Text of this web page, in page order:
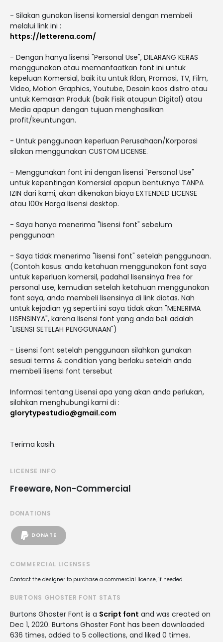
- Silakan gunakan lisensi komersial dengan membeli
melalui link ini :
https://letterena.com/
- Dengan hanya lisensi "Personal Use", DILARANG KERAS
menggunakan atau memanfaatkan font ini untuk
kepeluan Komersial, baik itu untuk Iklan, Promosi, TV, Film,
Video, Motion Graphics, Youtube, Desain kaos distro atau
untuk Kemasan Produk (baik Fisik ataupun Digital) atau
Media apapun dengan tujuan menghasilkan
profit/keuntungan.
- Untuk penggunaan keperluan Perusahaan/Korporasi
silakan menggunakan CUSTOM LICENSE.
- Menggunakan font ini dengan lisensi "Personal Use"
untuk kepentingan Komersial apapun bentuknya TANPA
IZIN dari kami, akan dikenakan biaya EXTENDED LICENSE
atau 100x Harga lisensi desktop.
- Saya hanya menerima "lisensi font" sebelum
penggunaan
- Saya tidak menerima "lisensi font" setelah penggunaan.
(Contoh kasus: anda ketahuan menggunakan font saya
untuk keperluan komersil, padahal lisensinya free for
personal use, kemudian setelah ketahuan menggunakan
font saya, anda membeli lisensinya di link diatas. Nah
untuk kejadian yg seperti ini saya tidak akan "MENERIMA
LISENSINYA", karena lisensi font yang anda beli adalah
"LISENSI SETELAH PENGGUNAAN")
- Lisensi font setelah penggunaan silahkan gunakan
sesuai terms & condition yang berlaku setelah anda
membeli lisensi font tersebut
Informasi tentang Lisensi apa yang akan anda perlukan,
silahkan menghubungi kami di :
glorytypestudio@gmail.com
Terima kasih.
LICENSE INFO
Freeware, Non-Commercial
DONATIONS
DONATE
COMMERCIAL LICENSES
Contact the designer to purchase a commercial license, if needed.
BURTONS GHOSTER FONT STATS
Burtons Ghoster Font is a Script font and was created on
Dec 1, 2020. Burtons Ghoster Font has been downloaded
636 times, added to 5 collections, and liked 0 times.